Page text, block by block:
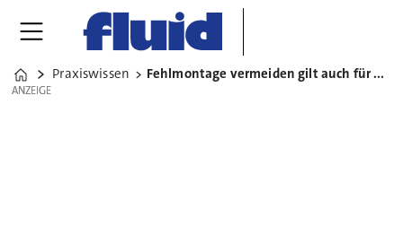
Home
Praxiswissen Fehlmontage vermeiden gilt auch für Konstrukteure
ANZEIGE
ANZEIGE